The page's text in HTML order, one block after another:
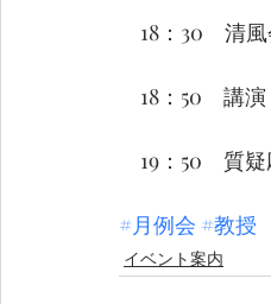
18：30　清
18：50　講演
19：50　質
#月例会 #教授
イベント案内